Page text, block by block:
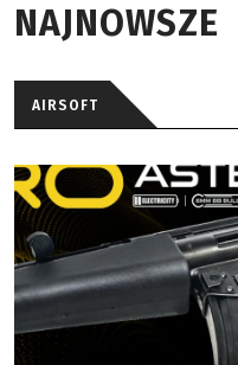
NAJNOWSZE
AIRSOFT